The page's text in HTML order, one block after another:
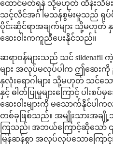
ထောင်မတ်ရန် သို့မဟုတ် ထိန်းသိမ်
သင့်လိင်အင်္ဂါမသန်စွမ်းမှုသည် ရုပ်ပို
ပိုင်းဆိုင်ရာအချက်များ သို့မဟုတ် နှ
ဆေးဝါးကကူညီပေးနိုင်သည်။
ဆရာဝန်များသည် သင်
များ အလုပ်မလုပ်ပါက ဤဆေးကို
နှလုံးရောဂါများ သို့မဟုတ် သင်သော
နှင့် ဓါတ်ပြုမှုများကြောင့် ပါးစပ်မှ
ဆေးဝါးများကို မသောက်နိုင်ပါ
တစ်ခုဖြစ်သည်။ အမျိုးသားအ
ကြသည်၊ အဘယ်ကြောင့်ဆိုသော် ၎
မြန်ဆန်စွာ အလုပ်လုပ်သောကြောင့်၊